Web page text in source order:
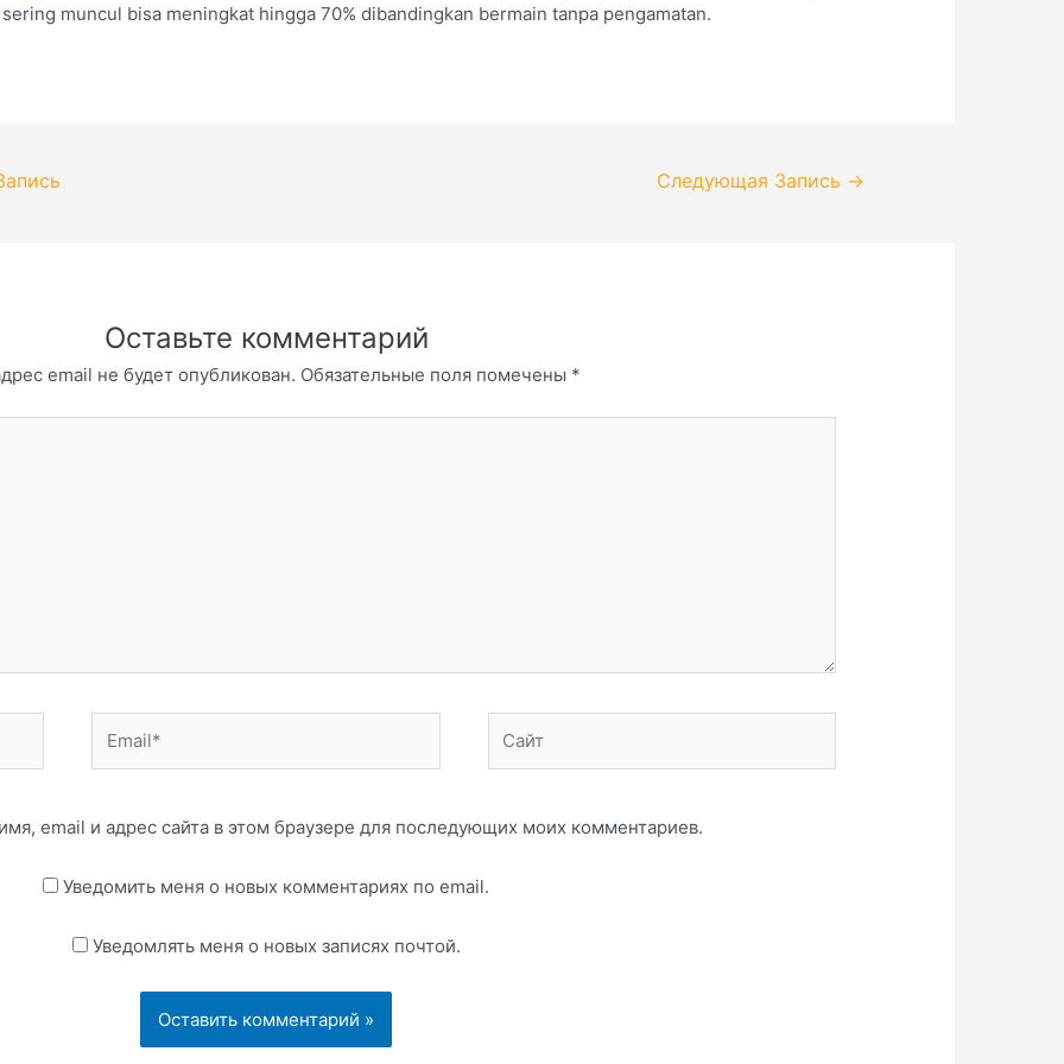
muncul bisa meningkat hingga 70% dibandingkan bermain tanpa pengamatan.
Следующая Запись →
Оставьте комментарий
email не будет опубликован. Обязательные поля помечены *
email и адрес сайта в этом браузере для последующих моих комментариев.
Уведомить меня о новых комментариях по email.
Уведомлять меня о новых записях почтой.